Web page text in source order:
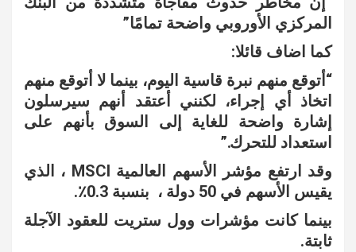
المركزي الأوروبي واضحة تمامًا”
كما اضاف قائلا:
“أتوقع منهم نبرة قاسية اليوم، بينما لا أتوقع منهم
اتخاذ أي إجراء، لكنني أعتقد أنهم سيرسلون
إشارة واضحة للغاية إلى السوق بأنهم على
استعداد للتحرك.”
وقد ارتفع مؤشر الأسهم العالمية MSCI ، الذي
يقيس الأسهم في 50 دولة ، بنسبة 0.3٪.
بينما كانت مؤشرات وول ستريت للعقود الآجلة
ثابتة.